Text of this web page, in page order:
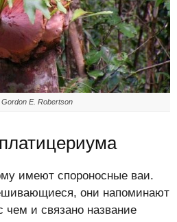
E. Robertson
имеют спороносные ваи.
они напоминают
чем и связано название